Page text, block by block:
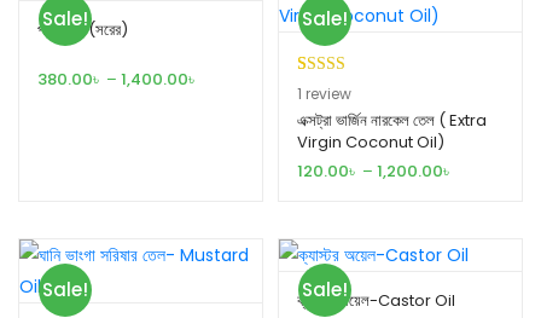
Sale!
পাবনার ঘি (সরের)
380.00৳ – 1,400.00৳
Sale!
Rated5.00
out of 5
based on
1
customer
1 review
এক্সট্রা ভার্জিন নারকেল তেল ( Extra
Virgin Coconut Oil)
120.00৳ – 1,200.00৳
Sale! Sale!
ক্যাস্টর অয়েল-Castor Oil